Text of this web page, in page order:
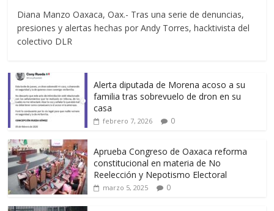
Diana Manzo Oaxaca, Oax.- Tras una serie de denuncias,
presiones y alertas hechas por Andy Torres, hacktivista del
colectivo DLR
Alerta diputada de Morena acoso a su
familia tras sobrevuelo de dron en su
casa
febrero 7, 2026 0
Aprueba Congreso de Oaxaca reforma
constitucional en materia de No
Reelección y Nepotismo Electoral
marzo 5, 2025 0